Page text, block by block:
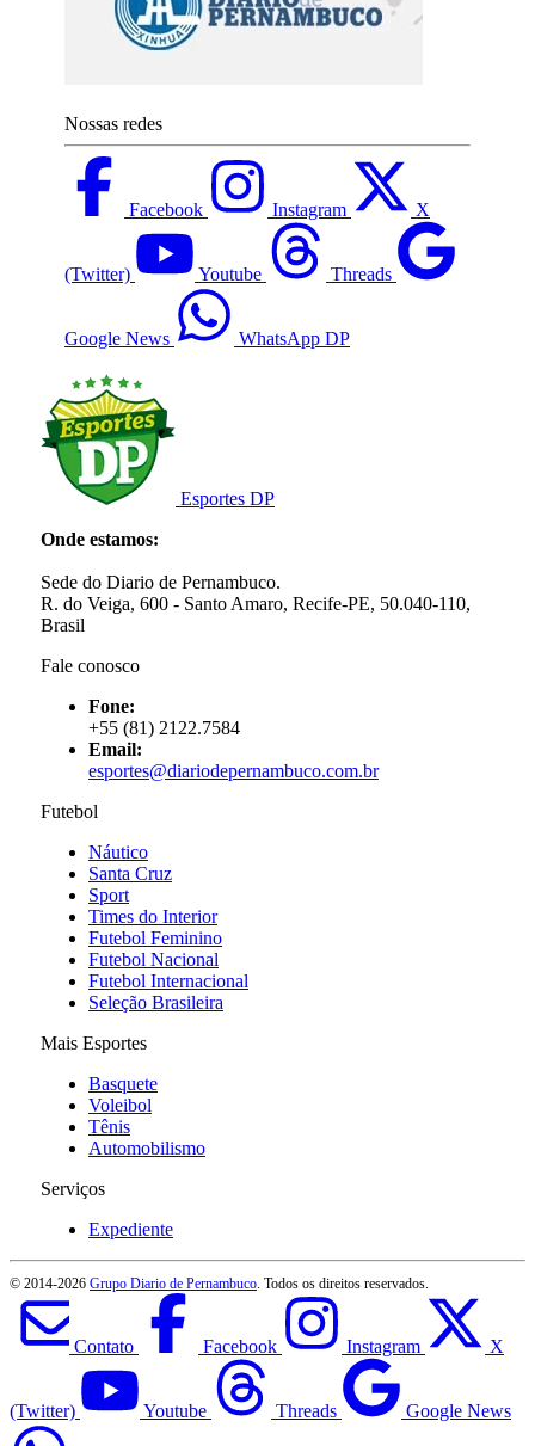
Nossas redes
Facebook Instagram X
(Twitter) Youtube Threads
Google News WhatsApp DP
Esportes DP
Onde estamos:
Sede do Diario de Pernambuco.
R. do Veiga, 600 - Santo Amaro, Recife-PE, 50.040-110,
Brasil
Fale conosco
Fone:
+55 (81) 2122.7584
Email:
esportes@diariodepernambuco.com.br
Futebol
Náutico
Santa Cruz
Sport
Times do Interior
Futebol Feminino
Futebol Nacional
Futebol Internacional
Seleção Brasileira
Mais Esportes
Basquete
Voleibol
Tênis
Automobilismo
Serviços
Expediente
© 2014-2026 Grupo Diario de Pernambuco . Todos os direitos reservados.
Contato Facebook Instagram X
(Twitter) Youtube Threads Google News